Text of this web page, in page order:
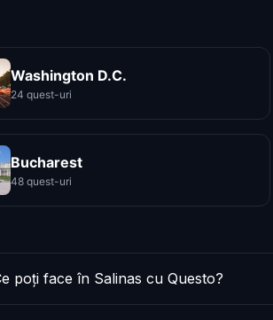
Washington D.C.
24 quest-uri
Bucharest
48 quest-uri
poți face în Salinas cu Questo?